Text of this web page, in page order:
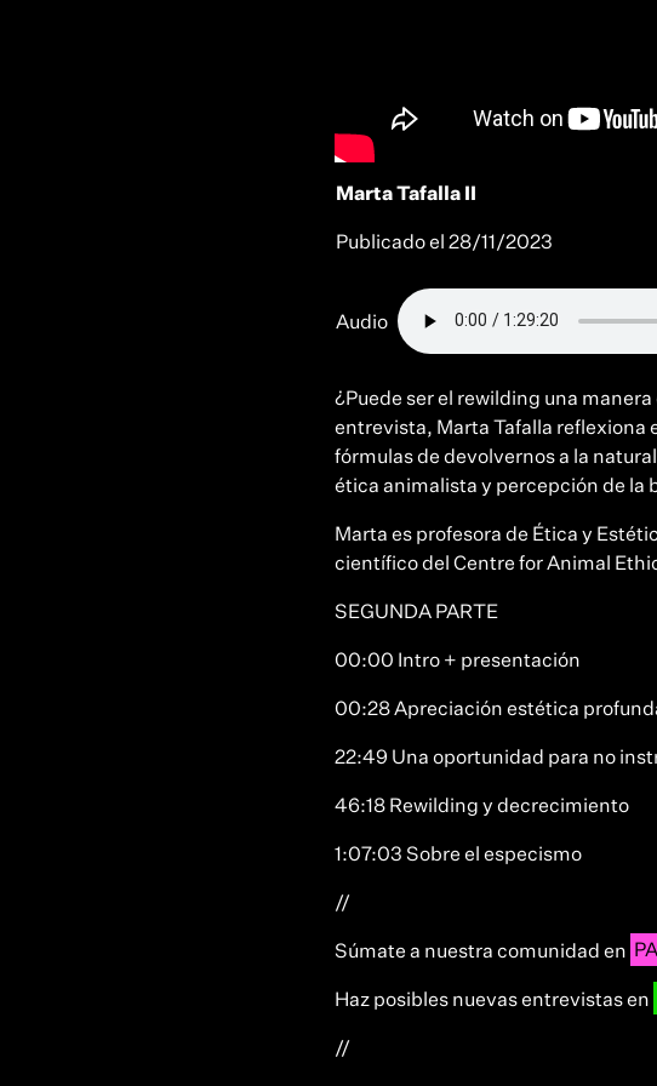
Marta Tafalla II
Publicado el 28/11/2023
Audio
¿Puede ser el rewilding una
entrevista, Marta Tafalla reflexiona
fórmulas de devolvernos a la
ética animalista y percepción de la
Marta es profesora de Ética y
científico del Centre for Animal
SEGUNDA PARTE
00:00 Intro + presentación
00:28 Apreciación estética
22:49 Una oportunidad para no
46:18 Rewilding y decrecimiento
1:07:03 Sobre el especismo
//
Súmate a nuestra comunidad en
Haz posibles nuevas entrevistas en
//